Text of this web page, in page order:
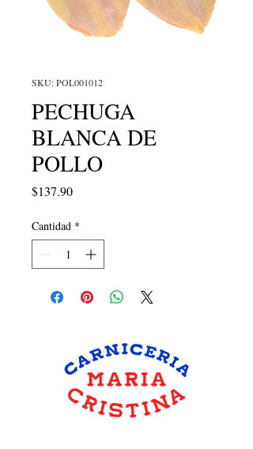
SKU: POL001012
PECHUGA
BLANCA DE
POLLO
$137.90Precio
Cantidad *